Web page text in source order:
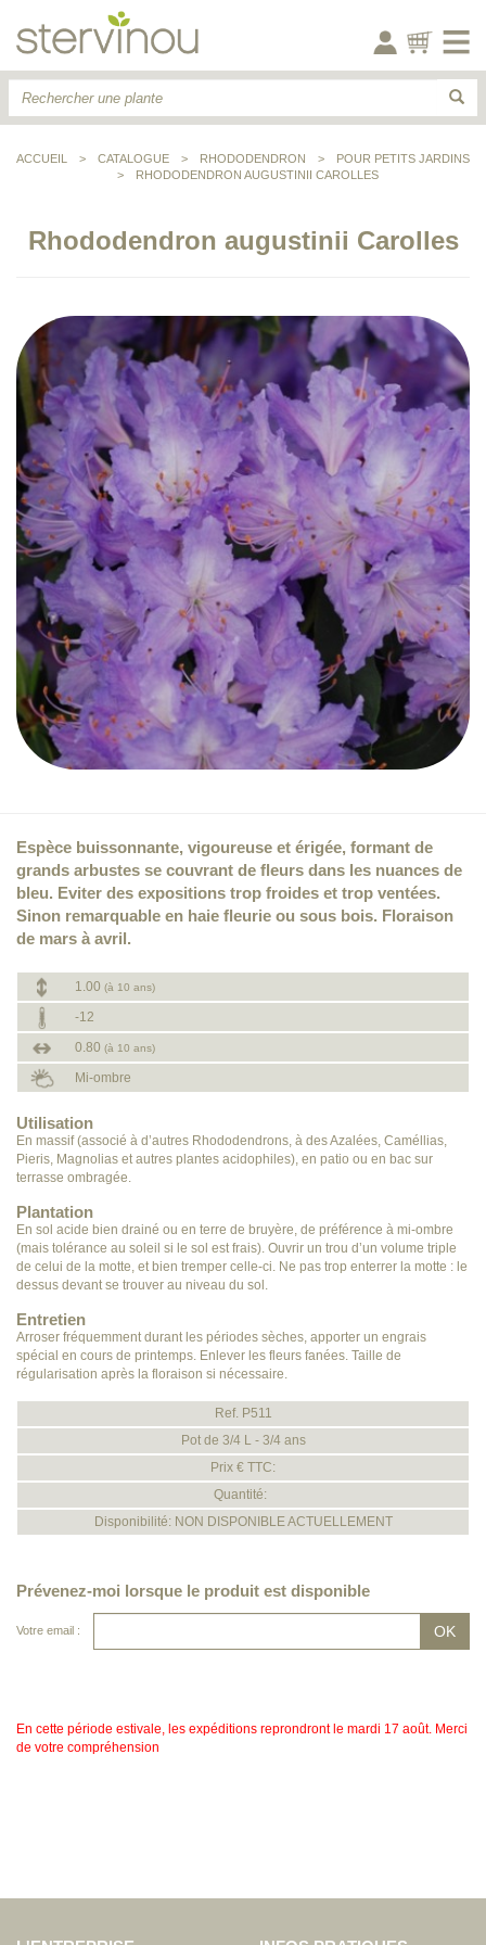
ACCUEIL > CATALOGUE > RHODODENDRON >
POUR PETITS JARDINS
>
RHODODENDRON AUGUSTINII CAROLLES
Rhododendron augustinii Carolles
Espèce buissonnante, vigoureuse et érigée, formant de
grands arbustes se couvrant de fleurs dans les nuances de
bleu. Eviter des expositions trop froides et trop ventées.
Sinon remarquable en haie fleurie ou sous bois. Floraison
de mars à avril.
1.00 (à 10 ans)
-12
0.80 (à 10 ans)
Mi-ombre
Utilisation
En massif (associé à d’autres Rhododendrons, à des Azalées, Caméllias,
Pieris, Magnolias et autres plantes acidophiles), en patio ou en bac sur
terrasse ombragée.
Plantation
En sol acide bien drainé ou en terre de bruyère, de préférence à mi-ombre
(mais tolérance au soleil si le sol est frais). Ouvrir un trou d’un volume triple
de celui de la motte, et bien tremper celle-ci. Ne pas trop enterrer la motte : le
dessus devant se trouver au niveau du sol.
Entretien
Arroser fréquemment durant les périodes sèches, apporter un engrais
spécial en cours de printemps. Enlever les fleurs fanées. Taille de
régularisation après la floraison si nécessaire.
Ref. P511
Pot de 3/4 L - 3/4 ans
Prix € TTC:
Quantité:
Disponibilité: NON DISPONIBLE ACTUELLEMENT
Prévenez-moi lorsque le produit est disponible
Votre email :
En cette période estivale, les expéditions reprondront le mardi 17 août. Merci
de votre compréhension